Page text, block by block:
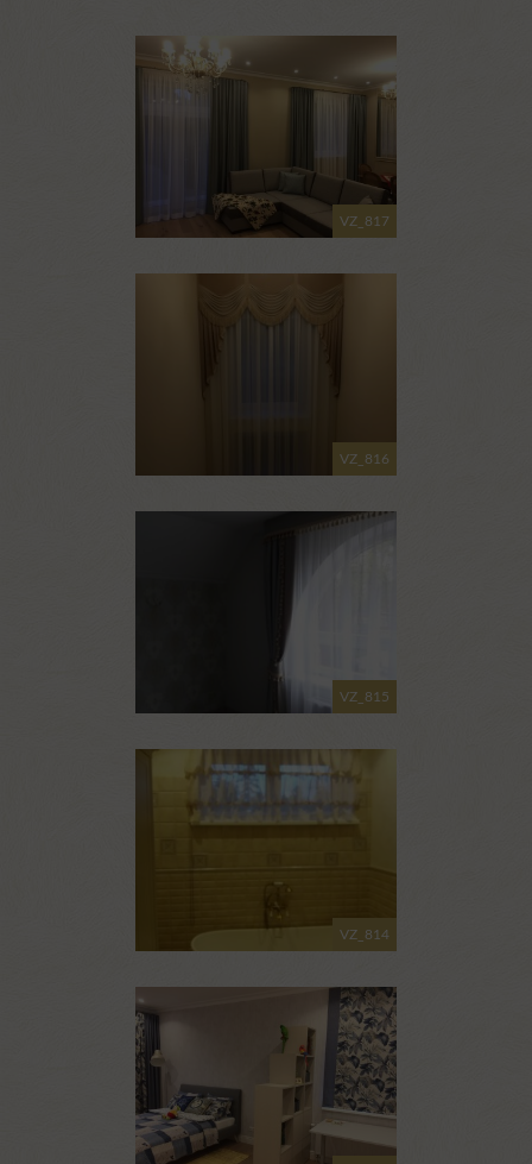
VZ_817
VZ_816
VZ_815
VZ_814